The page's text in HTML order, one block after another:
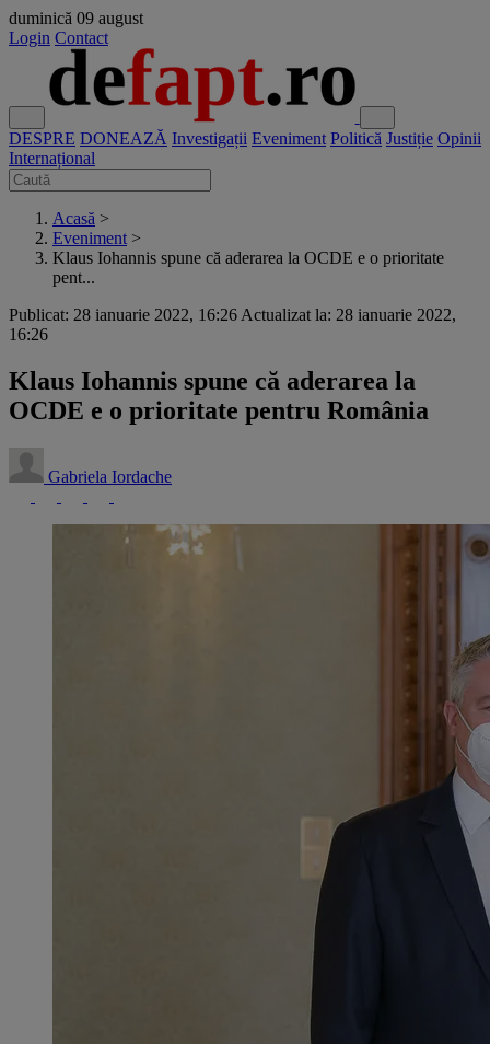
duminică 09 august
Login Contact
DESPRE DONEAZĂ Investigații Eveniment Politică Justiție Opinii
Internațional
Acasă >
Eveniment >
Klaus Iohannis spune că aderarea la OCDE e o prioritate
pent...
Publicat: 28 ianuarie 2022, 16:26 Actualizat la: 28 ianuarie 2022,
16:26
Klaus Iohannis spune că aderarea la
OCDE e o prioritate pentru România
Gabriela Iordache